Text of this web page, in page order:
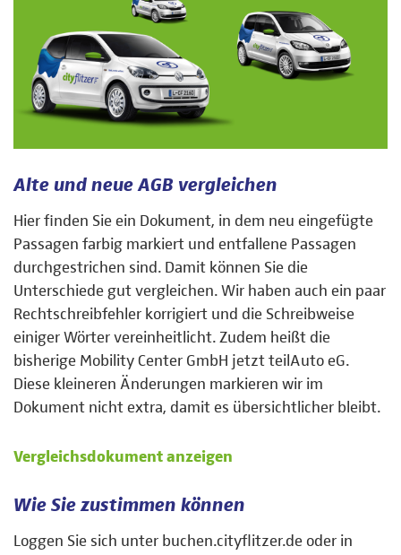
Alte und neue AGB vergleichen
Hier finden Sie ein Dokument, in dem neu eingefügte
Passagen farbig markiert und entfallene Passagen
durchgestrichen sind. Damit können Sie die
Unterschiede gut vergleichen. Wir haben auch ein paar
Rechtschreibfehler korrigiert und die Schreibweise
einiger Wörter vereinheitlicht. Zudem heißt die
bisherige Mobility Center GmbH jetzt teilAuto eG.
Diese kleineren Änderungen markieren wir im
Dokument nicht extra, damit es übersichtlicher bleibt.
Vergleichsdokument anzeigen
Wie Sie zustimmen können
Loggen Sie sich unter buchen.cityflitzer.de oder in